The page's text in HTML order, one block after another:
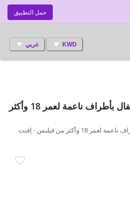
حمل التطبيق
KWD عربي
طقم أدوات المائدة للأطفال بأطراف ناعمة لعمر 18 وأكثر
طقم أدوات المائدة للأطفال بأطراف ناعمة لعمر 18 وأكثر من فيلبس - إفنت